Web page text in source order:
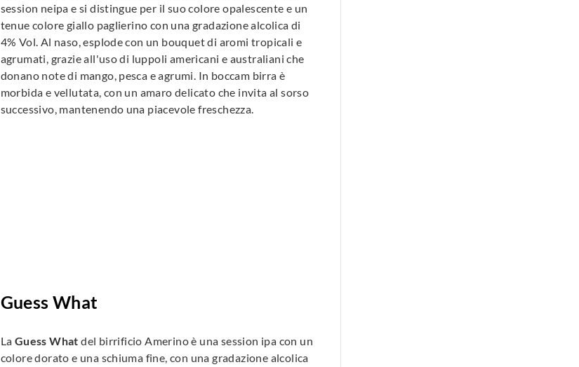
session neipa e si distingue per il suo colore opalescente e un
tenue colore giallo paglierino con una gradazione alcolica di
4% Vol. Al naso, esplode con un bouquet di aromi tropicali e
agrumati, grazie all'uso di luppoli americani e australiani che
donano note di mango, pesca e agrumi. In boccam birra è
morbida e vellutata, con un amaro delicato che invita al sorso
successivo, mantenendo una piacevole freschezza.
Guess What
La Guess What del birrificio Amerino è una session ipa con un
colore dorato e una schiuma fine, con una gradazione alcolica